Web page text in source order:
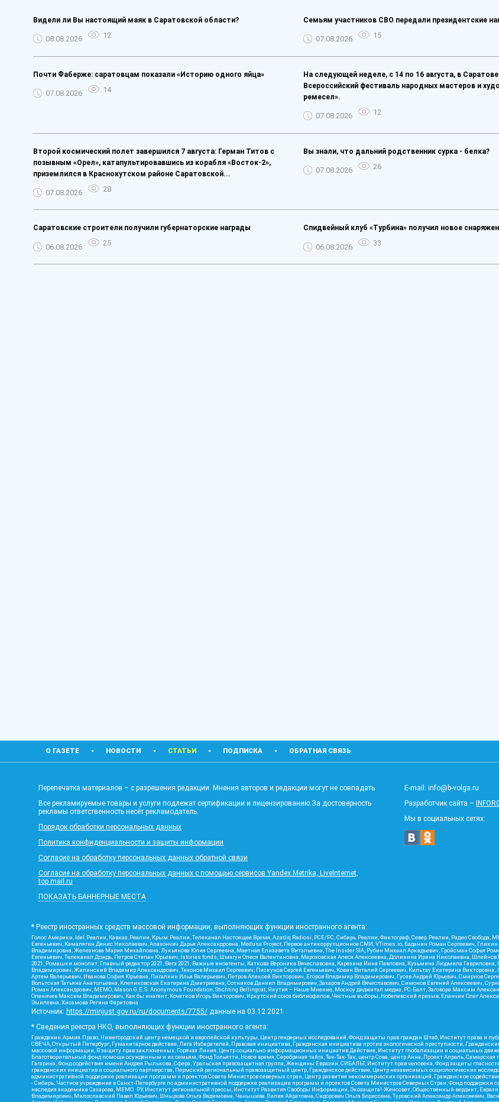
Видели ли Вы настоящий маяк в Саратовской области?
08.08.2026 12
Семьям участников СВО передали президентские
07.08.2026 15
Почти Фаберже: саратовцам показали «Историю одного яйца»
07.08.2026 14
На следующей неделе, с 14 по 16 августа, в
Всероссийский фестиваль народных мастеров и
ремесел».
07.08.2026 12
Второй космический полет завершился 7 августа: Герман Титов с
позывным «Орел», катапультировавшись из корабля «Восток-2»,
приземлился в Краснокутском районе Саратовской...
07.08.2026 28
Вы знали, что дальний родственник сурка - белка?
07.08.2026 26
Саратовские строители получили губернаторские награды
06.08.2026 25
Спидвейный клуб «Турбина» получил новое
06.08.2026 33
О ГАЗЕТЕ НОВОСТИ СТАТЬИ ПОДПИСКА ОБРАТНАЯ СВЯЗЬ
Перепечатка материалов – с разрешения редакции. Мнения авторов и редакции могут не совпадать.
Все рекламируемые товары и услуги подлежат сертификации и лицензированию.За достоверность
рекламы ответственность несёт рекламодатель.
Порядок обработки персональных данных
Политика конфиденциальности и защиты информации
Согласие на обработку персональных данных обратной связи
Согласие на обработку персональных данных с помощью сервисов Yandex.Metrika, LiveInternet,
top.mail.ru
ПОКАЗАТЬ БАННЕРНЫЕ МЕСТА
E-mail: info@b-volga.ru
Разработчик сайта –
Мы в социальных сетях:
* Реестр иностранных средств массовой информации, выполняющих функции иностранного агента:
Голос Америки, Idel.Реалии, Кавказ.Реалии, Крым.Реалии, Телеканал Настоящее Время, Azatliq Radiosi, PCE/PC, Сибирь.Реалии, Фактограф, Север.Реалии, Радио Свобода,
Евгеньевич, Камалягин Денис Николаевич, Апахончич Дарья Александровна, Medusa Project, Первое антикоррупционное СМИ, VTimes.io, Баданин Роман Сергеевич,
Владимировна, Железнова Мария Михайловна, Лукьянова Юлия Сергеевна, Маетная Елизавета Витальевна, The Insider SIA, Рубин Михаил Аркадьевич, Гройсман Софья
Евгеньевич, Телеканал Дождь, Петров Степан Юрьевич, Istories fonds, Шмагун Олеся Валентиновна, Мароховская Алеся Алексеевна, Долинина Ирина Николаевна,
2021, Ромашки монолит, Главный редактор 2021, Вега 2021, Важные иноагенты, Каткова Вероника Вячеславовна, Карезина Инна Павловна, Кузьмина Людмила
Владимирович, Жилинский Владимир Александрович, Тихонов Михаил Сергеевич, Пискунов Сергей Евгеньевич, Ковин Виталий Сергеевич, Кильтау Екатерина
Артем Валерьевич, Иванова София Юрьевна, Пигалкин Илья Валерьевич, Петров Алексей Викторович, Егоров Владимир Владимирович, Гусев Андрей Юрьевич, Смирнов
Вольтская Татьяна Анатольевна, Клепиковская Екатерина Дмитриевна, Сотников Даниил Владимирович, Захаров Андрей Вячеславович, Симонов Евгений Алексеевич,
Роман Александрович, МЕМО, Mason G.E.S. Anonymous Foundation, Stichting Bellingcat, Якутия – Наше Мнение, Москоу диджитал медиа, РС-Балт, Заговора Максим
Оленичев Максим Владимирович, Как бы инагент, Кочетков Игорь Викторович, Иркутский союз библиофилов, Честные выборы, Нобелевский призыв, Еланчик Олег
Эмилевна, Хисамова Регина Фаритовна
Источник: https://minjust.gov.ru/ru/documents/7755/ данные на 03.12.2021
* Сведения реестра НКО, выполняющих функции иностранного агента:
Гражданин.Армия.Право, Нижегородский центр немецкой и европейской культуры, Центр гендерных исследований, Фонд защиты прав граждан Штаб, Институт права и
СВЕЧА, Открытый Петербург, Гуманитарное действие, Лига Избирателей, Правовая инициатива, Гражданская инициатива против экологической преступности,
массовой информации, В защиту прав заключенных, Горячая Линия, Центр социально-информационных инициатив Действие, Институт глобализации и социальных
Благотворительный фонд помощи осужденным и их семьям, Фонд Тольятти, Новое время, Серебряная тайга, Так-Так-Так, центр Сова, центр Анна, Проект Апрель,
Гагарина, Фонд содействия имени Андрея Рылькова, Сфера, Уральская правозащитная группа, Женщины Евразии, СИБАЛЬТ, Институт прав человека, Фонд защиты
гражданских инициатив и социального партнерства, Пермский региональный правозащитный центр, Гражданское действие, Центр независимых социологических
административной поддержке реализации программ и проектов Совета Министров северных стран, Центр развития некоммерческих организаций, Гражданское
- Сибирь, Частное учреждение в Санкт-Петербурге по административной поддержке реализации программ и проектов Совета Министров Северных Стран, Фонд
наследия академика Сахарова, МЕМО. РУ, Институт региональной прессы, Институт Развития Свободы Информации, Экозащита!-Женсовет, Общественный вердикт,
Владимирович, Милославский Павел Юрьевич, Шнырова Ольга Вадимовна, Чанышева Лилия Айратовна, Сидорович Ольга Борисовна, Туровский Александр Алексеевич,